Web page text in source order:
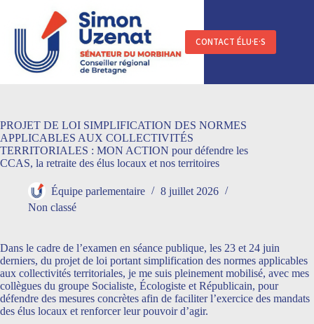
contenu
CONTACT ÉLU·E·S
PROJET DE LOI SIMPLIFICATION DES NORMES
APPLICABLES AUX COLLECTIVITÉS
TERRITORIALES : MON ACTION pour défendre les
CCAS, la retraite des élus locaux et nos territoires
Équipe parlementaire
8 juillet 2026
Non classé
Dans le cadre de l’examen en séance publique, les 23 et 24 juin
derniers, du projet de loi portant simplification des normes applicables
aux collectivités territoriales, je me suis pleinement mobilisé, avec mes
collègues du groupe Socialiste, Écologiste et Républicain, pour
défendre des mesures concrètes afin de faciliter l’exercice des mandats
des élus locaux et renforcer leur pouvoir d’agir.